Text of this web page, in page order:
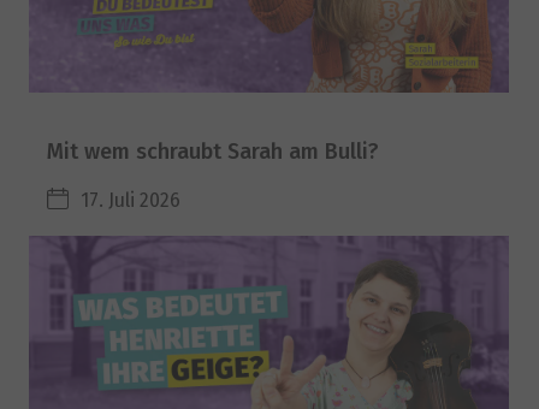
Mit wem schraubt Sarah am Bulli?
17. Juli 2026